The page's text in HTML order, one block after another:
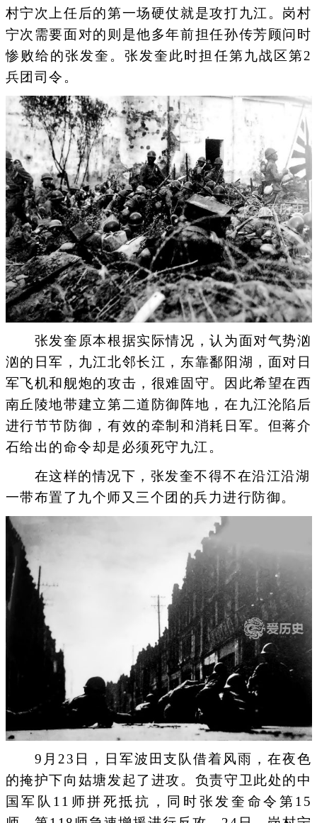
村宁次上任后的第一场硬仗就是攻打九江。岗村
宁次需要面对的则是他多年前担任孙传芳顾问时
惨败给的张发奎。张发奎此时担任第九战区第2
兵团司令。
张发奎原本根据实际情况，认为面对气势汹
汹的日军，九江北邻长江，东靠鄱阳湖，面对日
军飞机和舰炮的攻击，很难固守。因此希望在西
南丘陵地带建立第二道防御阵地，在九江沦陷后
进行节节防御，有效的牵制和消耗日军。但蒋介
石给出的命令却是必须死守九江。
在这样的情况下，张发奎不得不在沿江沿湖
一带布置了九个师又三个团的兵力进行防御。
9月23日，日军波田支队借着风雨，在夜色
的掩护下向姑塘发起了进攻。负责守卫此处的中
国军队11师拼死抵抗，同时张发奎命令第15